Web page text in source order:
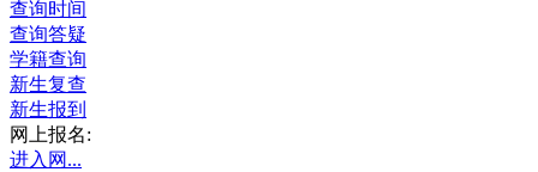
查询时间
查询答疑
学籍查询
新生复查
新生报到
网上报名:
进入网...